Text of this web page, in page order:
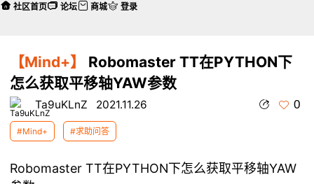
【Mind+】
Robomaster TT在PYTHON下
怎么获取平移轴YAW参数
Ta9uKLnZ 2021.11.26 0
#Mind+ #求助问答
Robomaster TT在PYTHON下怎么获取平移轴YAW
社区首页 论坛 商城 登录